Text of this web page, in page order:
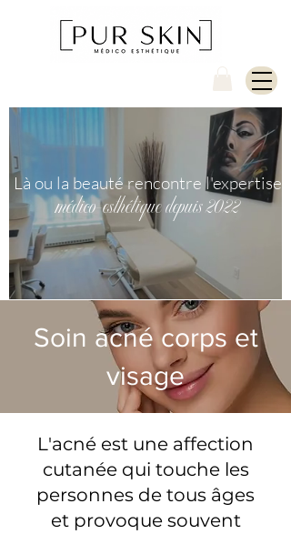
Là ou la beauté rencontre l'expertise
médico-esthétique depuis 2022
Soin acné corps et
visage
L'acné est une affection
cutanée qui touche les
personnes de tous âges
et provoque souvent